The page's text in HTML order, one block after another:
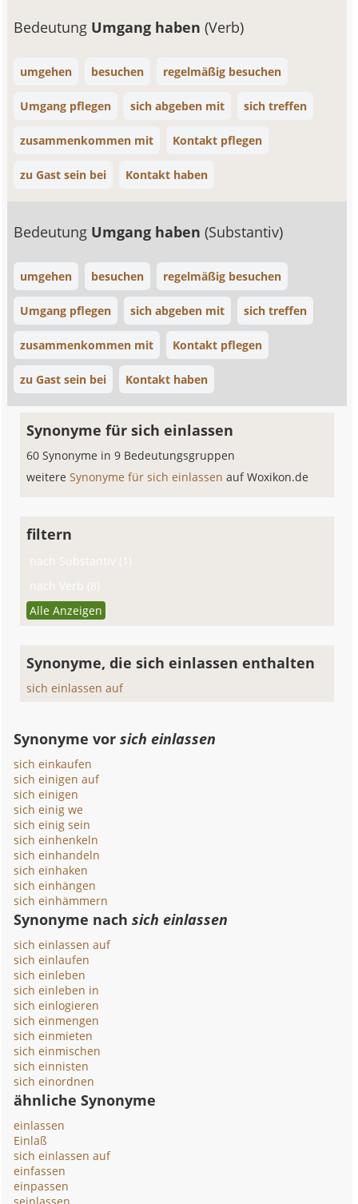
Bedeutung Umgang haben(Verb)
umgehen besuchen regelmäßig besuchen
Umgang pflegen sich abgeben mit sich treffen
zusammenkommen mit Kontakt pflegen
zu Gast sein bei Kontakt haben
Bedeutung Umgang haben(Substantiv)
umgehen besuchen regelmäßig besuchen
Umgang pflegen sich abgeben mit sich treffen
zusammenkommen mit Kontakt pflegen
zu Gast sein bei Kontakt haben
Synonyme für sich einlassen
60 Synonyme in 9 Bedeutungsgruppen
weitereSynonyme für sich einlassenauf Woxikon.de
filtern
nach Substantiv (1)
nach Verb (8)
Alle Anzeigen
Synonyme, die sich einlassen enthalten
sich einlassen auf
Synonyme vorsich einlassen
sich einkaufen
sich einigen auf
sich einigen
sich einig we
sich einig sein
sich einhenkeln
sich einhandeln
sich einhaken
sich einhängen
sich einhämmern
Synonyme nachsich einlassen
sich einlassen auf
sich einlaufen
sich einleben
sich einleben in
sich einlogieren
sich einmengen
sich einmieten
sich einmischen
sich einnisten
sich einordnen
ähnliche Synonyme
einlassen
Einlaß
sich einlassen auf
einfassen
einpassen